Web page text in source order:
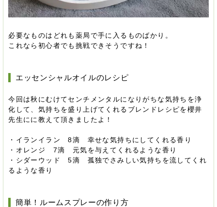
必要なものはどれも薬局で手に入るものばかり。
これなら初心者でも挑戦できそうですね！
エッセンシャルオイルのレシピ
今回は秋にむけてセンチメンタルになりがちな気持ちを浄
化して、気持ちを盛り上げてくれるブレンドレシピを櫻井
先生にに教えて頂きましたよ！
・イランイラン 8滴 幸せな気持ちにしてくれる香り
・オレンジ 7滴 元気を与えてくれるような香り
・シダーウッド 5滴 孤独でさみしい気持ちを流してくれ
るような香り
簡単！ルームスプレーの作り方